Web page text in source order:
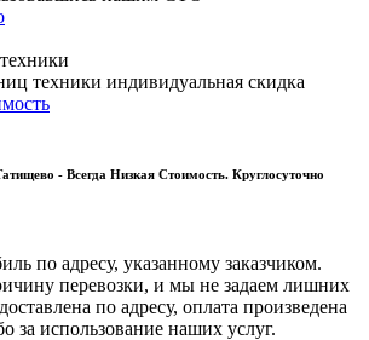
техники индивидуальная скидка
- Всегда Низкая Стоимость. Круглосуточно
по адресу, указанному заказчиком.
перевозки, и мы не задаем лишних
по адресу, оплата произведена
за использование наших услуг.